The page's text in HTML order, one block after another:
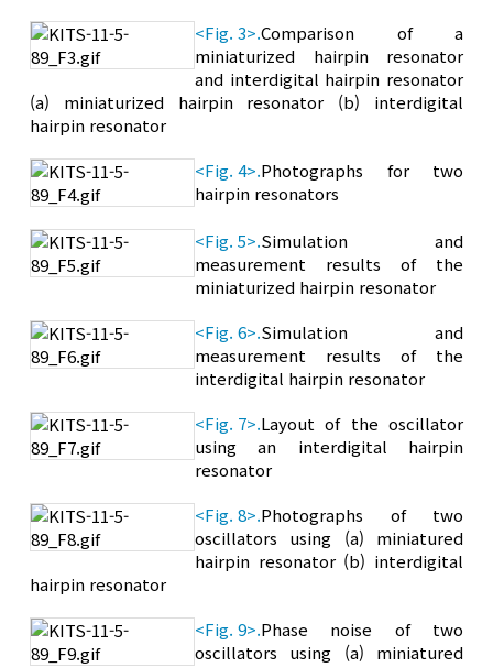
<Fig. 3>.Comparison of a
miniaturized hairpin resonator
and interdigital hairpin resonator
(a) miniaturized hairpin resonator (b) interdigital
hairpin resonator
<Fig. 4>.Photographs for two
hairpin resonators
<Fig. 5>.Simulation and
measurement results of the
miniaturized hairpin resonator
<Fig. 6>.Simulation and
measurement results of the
interdigital hairpin resonator
<Fig. 7>.Layout of the oscillator
using an interdigital hairpin
resonator
<Fig. 8>.Photographs of two
oscillators using (a) miniatured
hairpin resonator (b) interdigital
hairpin resonator
<Fig. 9>.Phase noise of two
oscillators using (a) miniatured